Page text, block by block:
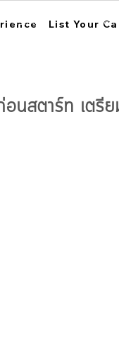
List Your
การใช้งาน สถ
สตาร์ท เตรีย